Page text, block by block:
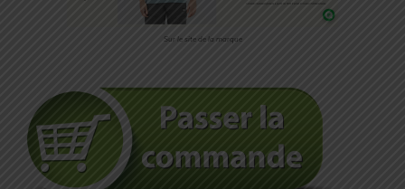
Sur le site de la marque